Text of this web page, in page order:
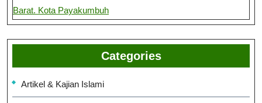
Barat. Kota Payakumbuh
Categories
Artikel & Kajian Islami